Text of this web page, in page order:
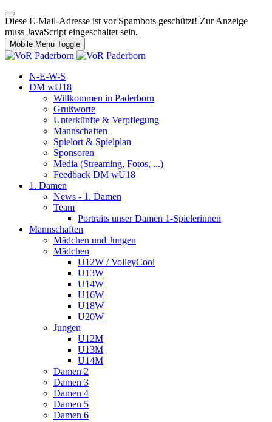
Diese E-Mail-Adresse ist vor Spambots geschützt! Zur Anzeige
muss JavaScript eingeschaltet sein.
Mobile Menu Toggle
N-E-W-S
DM wU18
Willkommen in Paderborn
Grußworte
Unterkünfte & Verpflegung
Mannschaften
Spielort & Spielplan
Sponsoren
Media (Streaming, Fotos, ...)
Feedback DM wU18
1. Damen
News - 1. Damen
Team
Portraits unser Damen 1-Spielerinnen
Mannschaften
Mädchen und Jungen
Mädchen
U12W / VolleyCool
U13W
U14W
U16W
U18W
U20W
Jungen
U12M
U13M
U14M
Damen 2
Damen 3
Damen 4
Damen 5
Damen 6